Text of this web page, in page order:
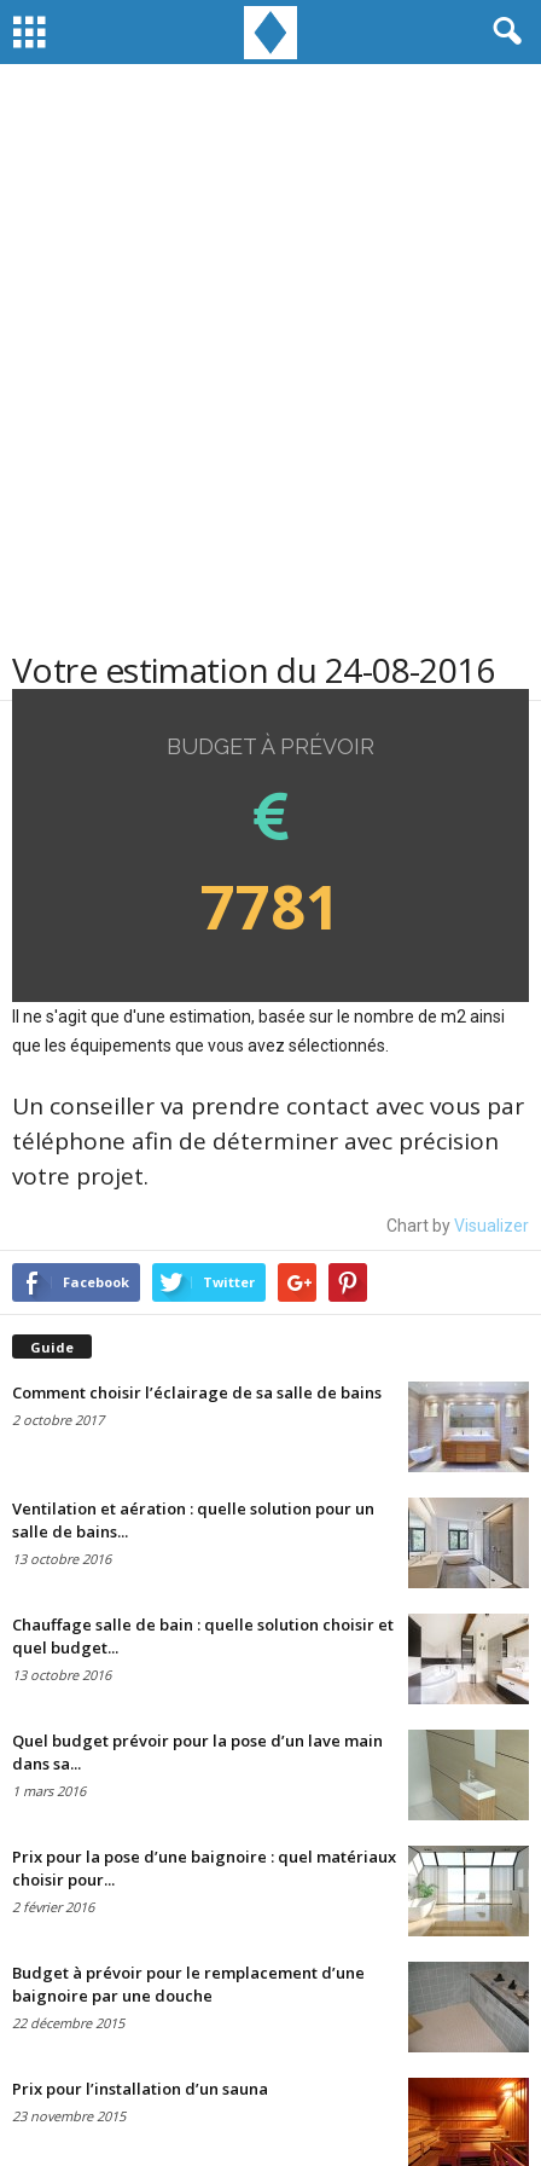
Votre estimation du 24-08-2016
BUDGET À PRÉVOIR
7781
Il ne s'agit que d'une estimation, basée sur le nombre de m2 ainsi
que les équipements que vous avez sélectionnés.
Un conseiller va prendre contact avec vous par
téléphone afin de déterminer avec précision
votre projet.
Chart byVisualizer
Facebook Twitter
Guide
Comment choisir l’éclairage de sa salle de bains
2 octobre 2017
Ventilation et aération : quelle solution pour un
salle de bains...
13 octobre 2016
Chauffage salle de bain : quelle solution choisir et
quel budget...
13 octobre 2016
Quel budget prévoir pour la pose d’un lave main
dans sa...
1 mars 2016
Prix pour la pose d’une baignoire : quel matériaux
choisir pour...
2 février 2016
Budget à prévoir pour le remplacement d’une
baignoire par une douche
22 décembre 2015
Prix pour l’installation d’un sauna
23 novembre 2015